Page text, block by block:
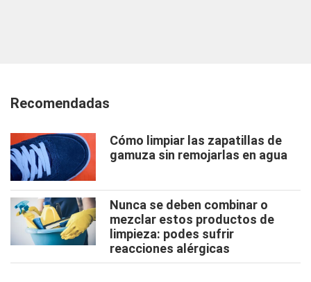
Recomendadas
Cómo limpiar las zapatillas de
gamuza sin remojarlas en agua
Nunca se deben combinar o
mezclar estos productos de
limpieza: podes sufrir
reacciones alérgicas